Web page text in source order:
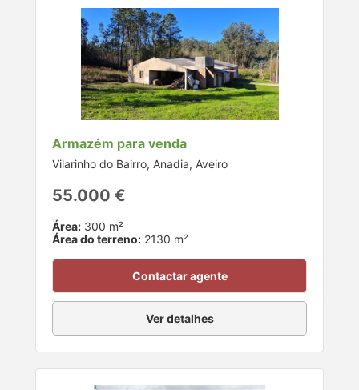
Armazém para venda
Vilarinho do Bairro, Anadia, Aveiro
55.000 €
Área: 300 m²
Área do terreno: 2130 m²
Contactar agente
Ver detalhes